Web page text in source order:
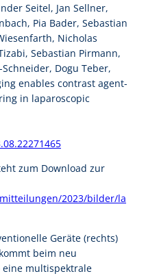
Seitel, Jan Sellner,
Pia Bader, Sebastian
Nicholas
Sebastian Pirmann,
Dogu Teber,
enables contrast agent-
in laparoscopic
zum Download zur
2023/bilder/la
Geräte (rechts)
beim neu
eine multispektrale